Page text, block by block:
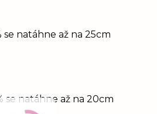
natáhne až na 25cm
natáhne až na 20cm